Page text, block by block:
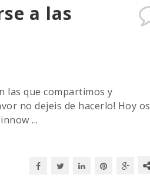
a las
las que compartimos y
no dejeis de hacerlo! Hoy os
...